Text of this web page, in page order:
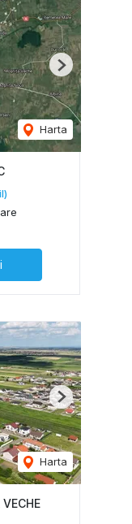
Harta
Next
Harta
Next